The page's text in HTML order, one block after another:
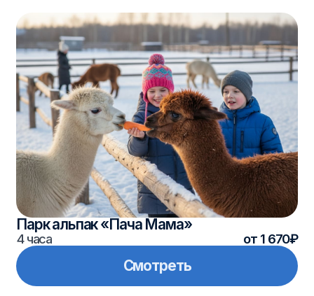
Остров-град Свияжск + Музей
археологического дерева
6 часов от 2 970₽
Смотреть